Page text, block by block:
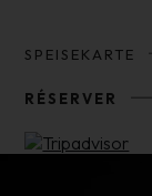
SPEISEKARTE
RÉSERVER